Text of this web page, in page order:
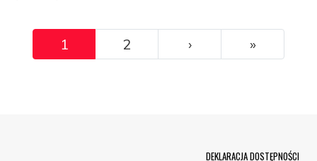
Pagination
1 2 ››› »Ostatni
DEKLARACJA DOSTĘPNOŚCI